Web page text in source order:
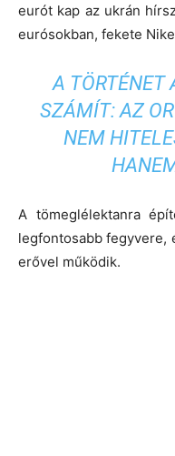
eurót kap az ukrán
eurósokban, fekete
A TÖRTÉNET
SZÁMÍT: AZ
NEM
A tömeglélektanra
legfontosabb fegyvere,
erővel működik.